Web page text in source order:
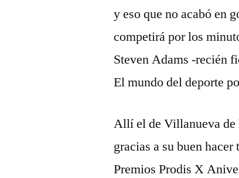
y eso que no acabó en
competirá por los
Steven Adams -recién
El mundo del deporte
Allí el de Villanueva de
gracias a su buen
Premios Prodis X